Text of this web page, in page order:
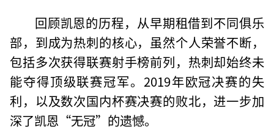
回顾凯恩的历程，从早期租借到不同俱乐
部，到成为热刺的核心，虽然个人荣誉不断，
包括多次获得联赛射手榜前列，热刺却始终未
能夺得顶级联赛冠军。2019年欧冠决赛的失
利，以及数次国内杯赛决赛的败北，进一步加
深了凯恩“无冠”的遗憾。